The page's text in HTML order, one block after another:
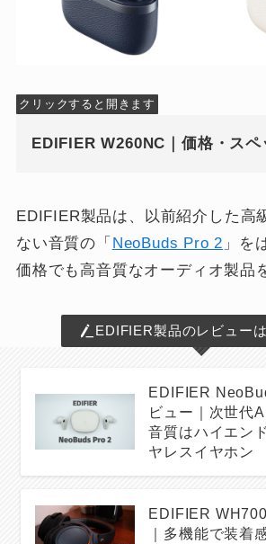
クリックすると開きます
EDIFIER W260NC｜価格・スペ
EDIFIER製品は、以前紹介した高
ない音質の「 NeoBuds Pro 2 」を
価格でも高音質なオーディオ製品
EDIFIER製品のレビューは
EDIFIER
ビュー｜次世代
音質はハイエン
ヤレスイヤホン
EDIFIER
｜多機能で装着